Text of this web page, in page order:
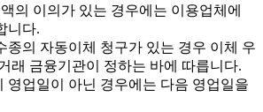
의 이의가 있는 경우에는 이용업체에
니다.
종의 자동이체 청구가 있는 경우 이체 우
래 금융기관이 정하는 바에 따릅니다.
영업일이 아닌 경우에는 다음 영업일을